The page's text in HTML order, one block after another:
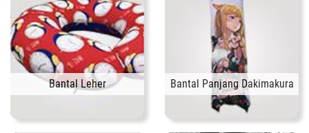
Bantal Leher Bantal Panjang Dakimakura